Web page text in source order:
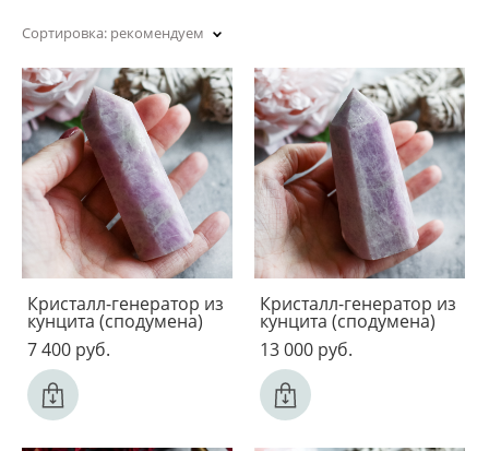
Сортировка: рекомендуем
Кристалл-генератор из
кунцита (сподумена)
7 400 pуб.
Кристалл-генератор из
кунцита (сподумена)
13 000 pуб.